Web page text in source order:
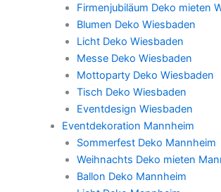
Firmenjubiläum Deko mieten
Blumen Deko Wiesbaden
Licht Deko Wiesbaden
Messe Deko Wiesbaden
Mottoparty Deko Wiesbaden
Tisch Deko Wiesbaden
Eventdesign Wiesbaden
Eventdekoration Mannheim
Sommerfest Deko Mannheim
Weihnachts Deko mieten
Ballon Deko Mannheim